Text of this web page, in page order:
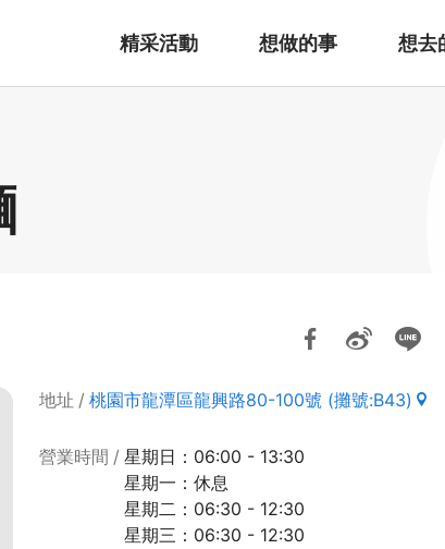
精采活動 想做的事 想去
地址 桃園市龍潭區龍興路80-100號 (攤號:B43)
營業時間
星期日：06:00 - 13:30
星期一：休息
星期二：06:30 - 12:30
星期三：06:30 - 12:30